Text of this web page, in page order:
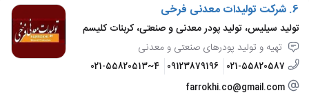
6. شرکت تولیدات معدنی فرخی
تولید سیلیس، تولید پودر معدنی و صنعتی، کربنات کلیسم
تهیه و تولید پودرهای صنعتی و معدنی
021-55820587
09123879196
021-55820513~4
farrokhi.co@gmail.com